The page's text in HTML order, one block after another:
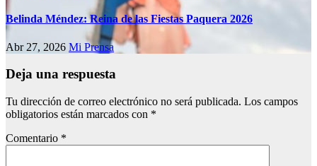
Belinda Méndez: Reina de las Fiestas Paquera 2026
Abr 27, 2026 Mi Prensa
Deja una respuesta
Tu dirección de correo electrónico no será publicada. Los campos
obligatorios están marcados con *
Comentario *